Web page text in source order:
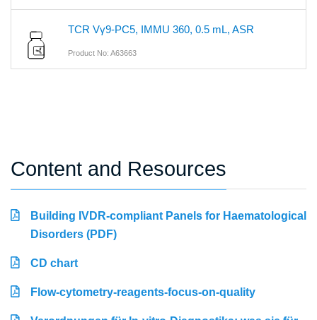
TCR Vγ9-PC5, IMMU 360, 0.5 mL, ASR
Product No: A63663
Content and Resources
Building IVDR-compliant Panels for Haematological
Disorders (PDF)
CD chart
Flow-cytometry-reagents-focus-on-quality